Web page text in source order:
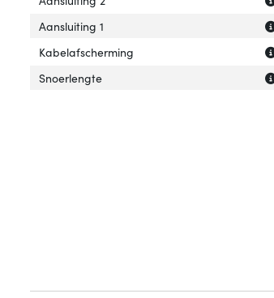
Aansluiting 1
Kabelafscherming
Snoerlengte